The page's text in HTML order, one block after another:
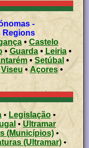
Regions
• Castelo
• Guarda• Leiria•
• Setúbal •
Viseu•Açores •
• Legislação •
•Ultramar
(Municípios)•
(Ultramar) •